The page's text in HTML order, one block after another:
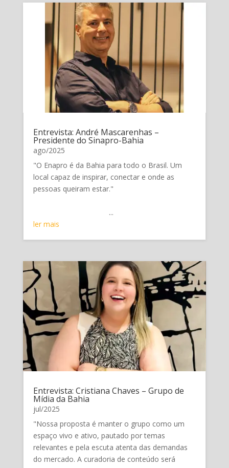
Entrevista: André Mascarenhas –
Presidente do Sinapro-Bahia
ago/2025
"O Enapro é da Bahia para todo o Brasil. Um
local capaz de inspirar, conectar e onde as
pessoas queiram estar."
...
ler mais
Entrevista: Cristiana Chaves – Grupo de
Mídia da Bahia
jul/2025
"Nossa proposta é manter o grupo como um
espaço vivo e ativo, pautado por temas
relevantes e pela escuta atenta das demandas
do mercado. A curadoria de conteúdo será